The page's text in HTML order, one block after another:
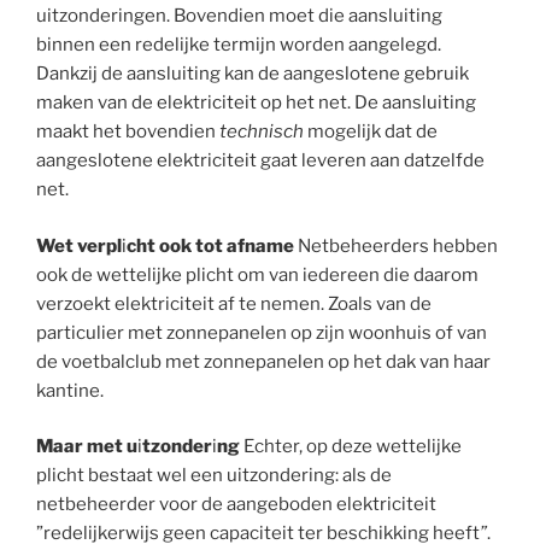
uitzonderingen. Bovendien moet die aansluiting
binnen een redelijke termijn worden aangelegd.
Dankzij de aansluiting kan de aangeslotene gebruik
maken van de elektriciteit op het net. De aansluiting
maakt het bovendien technisch mogelijk dat de
aangeslotene elektriciteit gaat leveren aan datzelfde
net.
Wet verplicht ook tot afname Netbeheerders hebben
ook de wettelijke plicht om van iedereen die daarom
verzoekt elektriciteit af te nemen. Zoals van de
particulier met zonnepanelen op zijn woonhuis of van
de voetbalclub met zonnepanelen op het dak van haar
kantine.
Maar met uitzondering Echter, op deze wettelijke
plicht bestaat wel een uitzondering: als de
netbeheerder voor de aangeboden elektriciteit
”redelijkerwijs geen capaciteit ter beschikking heeft”.